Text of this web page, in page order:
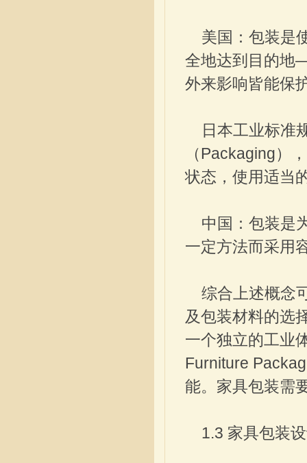
美国：包装是
全地达到目的地
外来影响皆能保
日本工业标准
（Packaging）
状态，使用适当
中国：包装是
一定方法而采用
综合上述概念
及包装材料的选
一个独立的工业
Furniture
能。家具包装需
1.3 家具包装